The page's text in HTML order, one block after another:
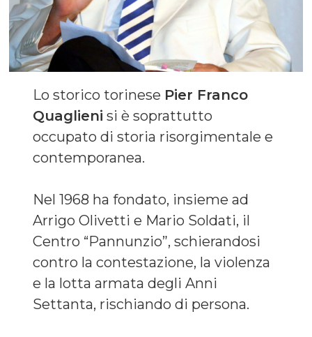
Lo storico torinese Pier Franco
Quaglieni si è soprattutto
occupato di storia risorgimentale e
contemporanea.
Nel 1968 ha fondato, insieme ad
Arrigo Olivetti e Mario Soldati, il
Centro “Pannunzio”, schierandosi
contro la contestazione, la violenza
e la lotta armata degli Anni
Settanta, rischiando di persona.